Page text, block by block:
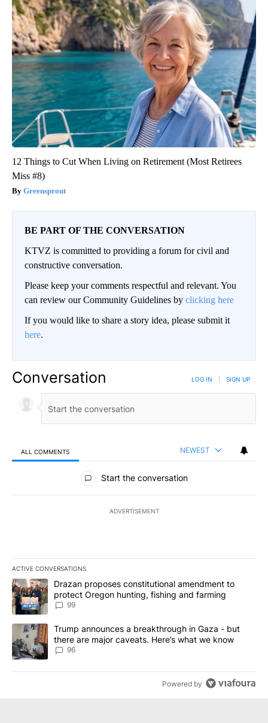
12 Things to Cut When Living on Retirement (Most Retirees
Miss #8)
Greensprout
BE PART OF THE CONVERSATION
KTVZ is committed to providing a forum for civil and
constructive conversation.
Please keep your comments respectful and relevant. You
can review our Community Guidelines by clicking here
If you would like to share a story idea, please submit it
here.
Conversation LOG IN SIGN UP
ALL COMMENTS NEWEST
All Comments
Start the conversation
ADVERTISEMENT
ACTIVE CONVERSATIONS
The following is a list of the most commented articles in the last
A trending article titled "Drazan proposes constitutional
Drazan proposes constitutional amendment to
protect Oregon hunting, fishing and farming
99
A trending article titled "Trump announces a breakthrough in
Trump announces a breakthrough in Gaza - but
there are major caveats. Here’s what we know
96
Powered by